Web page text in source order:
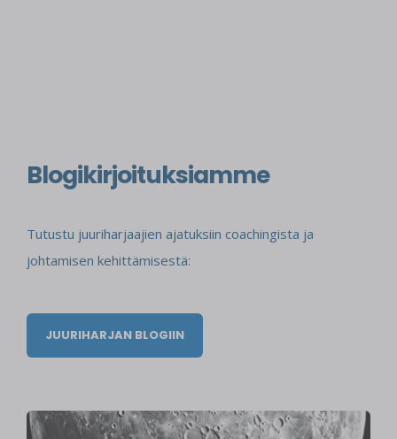
Blogikirjoituksiamme
Tutustu juuriharjaajien ajatuksiin coachingista ja
johtamisen kehittämisestä:
JUURIHARJAN BLOGIIN